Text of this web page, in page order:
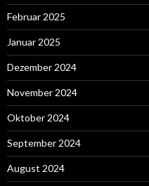
Februar 2025
Januar 2025
Dezember 2024
November 2024
Oktober 2024
September 2024
August 2024